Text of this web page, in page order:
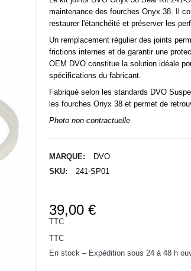
maintenance des fourches Onyx 38. Il
restaurer l'étanchéité et préserver les
Un remplacement régulier des joints
frictions internes et de garantir une
OEM DVO constitue la solution idéale
spécifications du fabricant.
Fabriqué selon les standards DVO
les fourches Onyx 38 et permet de
Photo non-contractuelle
MARQUE:
DVO
SKU:
241-SP01
39,00 €
TTC
TTC
En stock – Expédition sous 24 à 48 h